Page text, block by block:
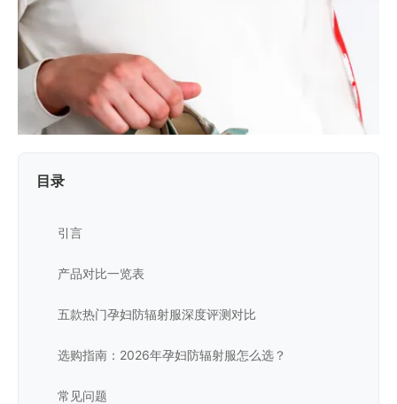
目录
引言
产品对比一览表
五款热门孕妇防辐射服深度评测对比
选购指南：2026年孕妇防辐射服怎么选？
常见问题